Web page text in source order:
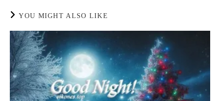
YOU MIGHT ALSO LIKE